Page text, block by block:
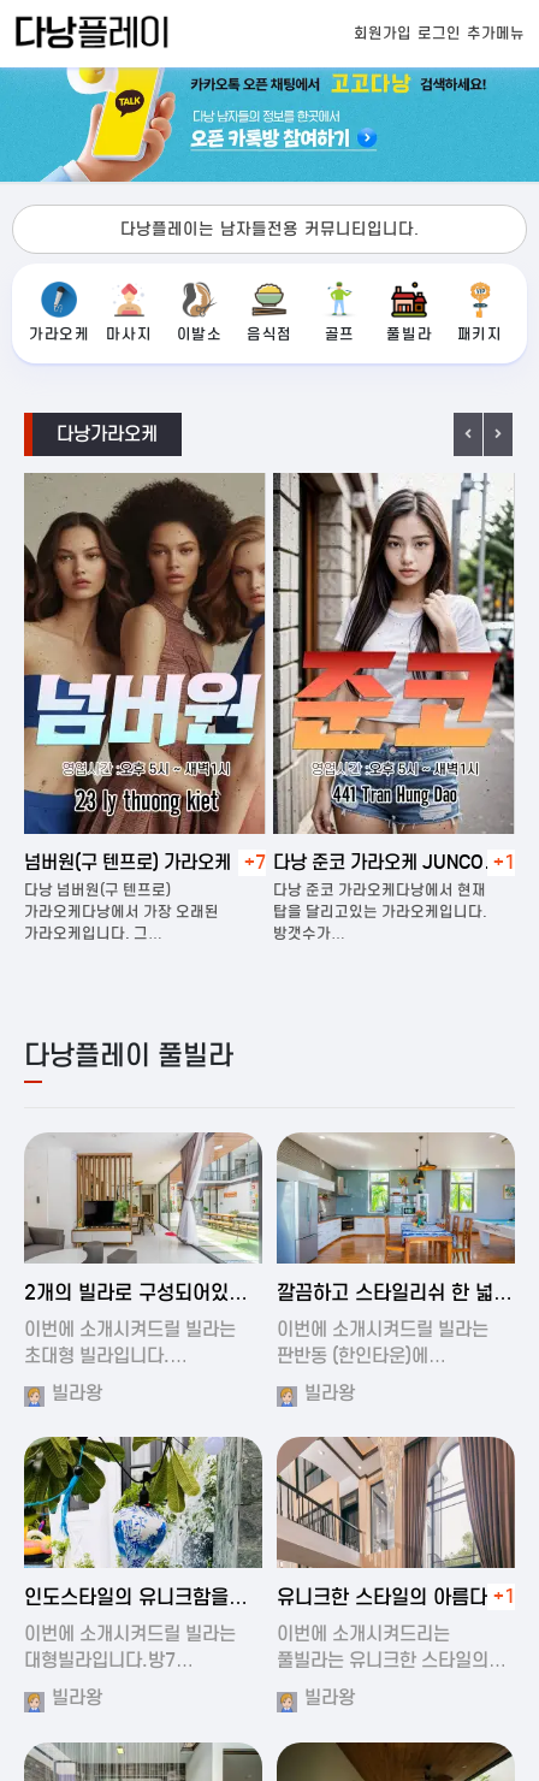
회원가입 로그인 추가메뉴
다낭플레이는 남자들전용 커뮤니티입니다.
가라오케 마사지 이발소 음식점 골프 풀빌라 패키지
다낭가라오케
넘버원(구 텐프로) 가라오케 +7
다낭 넘버원(구 텐프로)
가라오케다낭에서 가장 오래된
가라오케입니다. 그…
다낭 준코 가라오케 JUNCO
KARAOKE
+1
다낭 준코 가라오케다낭에서 현재
탑을 달리고있는 가라오케입니다.
방갯수가…
다낭플레이 풀빌라
2024-11-19 00:54
2개의 빌라로 구성되어있는
대형 풀빌…
이번에 소개시켜드릴 빌라는
초대형 빌라입니다.…
빌라왕
2024-11-19 01:27
깔끔하고 스타일리쉬 한 넓은
풀빌라
이번에 소개시켜드릴 빌라는
판반동 (한인타운)에…
빌라왕
2024-11-19 01:35
인도스타일의 유니크함을
가진 풀빌라
이번에 소개시켜드릴 빌라는
대형빌라입니다.방7…
빌라왕
2024-11-19 00:45
유니크한 스타일의 아름다운
풀빌라
+1
이번에 소개시켜드리는
풀빌라는 유니크한 스타일의…
빌라왕